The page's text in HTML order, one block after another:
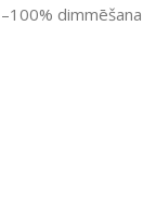
dimmēšana